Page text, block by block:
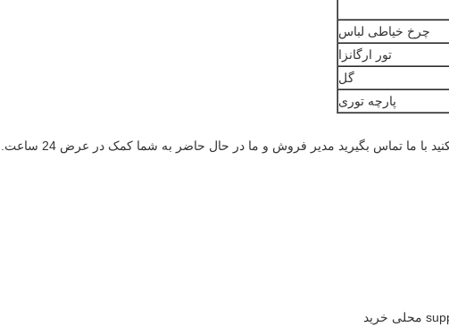
چرخ خیاطی لباس
تور ارگانزا
گل
پارچه توری
با ما تماس بگیرید مدیر فروش و ما در حال حاضر به شما کمک در عرض 24 ساعت.